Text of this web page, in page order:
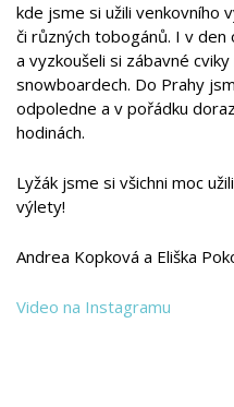
kde jsme si užili venkovního
či různých tobogánů. I v
a vyzkoušeli si zábavné
snowboardech. Do Prahy
odpoledne a v pořádku
hodinách.
Lyžák jsme si všichni moc
výlety!
Andrea Kopková a Eliška
Video na Instagramu